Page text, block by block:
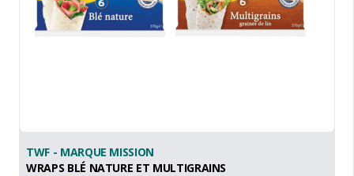
TWF - MARQUE MISSION
WRAPS BLÉ NATURE ET MULTIGRAINS